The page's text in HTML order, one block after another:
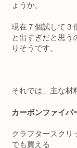
ょうか。
現在７個試して３
と出すぎだと思う
りそうです。
それでは、主な材
カーボンファイバ
クラフタースクリ
でも買える